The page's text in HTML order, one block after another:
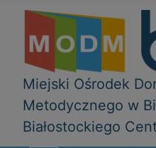
Miejski Ośrodek
Metodycznego w
Białostockiego